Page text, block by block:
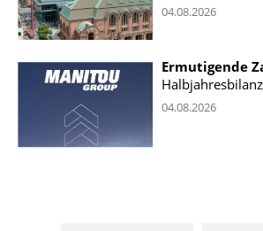
04.08.2026
Ermutigende
04.08.2026